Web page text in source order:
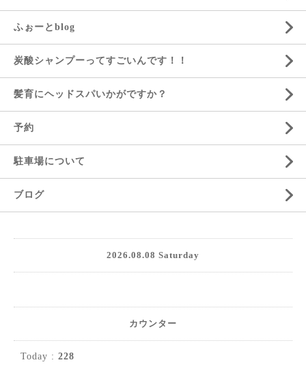
ふぉーとblog
炭酸シャンプーってすごいんです！！
髪育にヘッドスパいかがですか？
予約
駐車場について
ブログ
2026.08.08 Saturday
カウンター
Today : 228